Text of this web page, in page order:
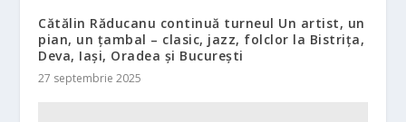
Cătălin Răducanu continuă turneul Un artist, un
pian, un țambal – clasic, jazz, folclor la Bistrița,
Deva, Iași, Oradea și București
27 septembrie 2025